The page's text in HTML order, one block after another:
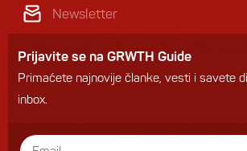
Newsletter
Prijavite se na GRWTH Guide
Primaćete najnovije članke, vesti i savete
inbox.